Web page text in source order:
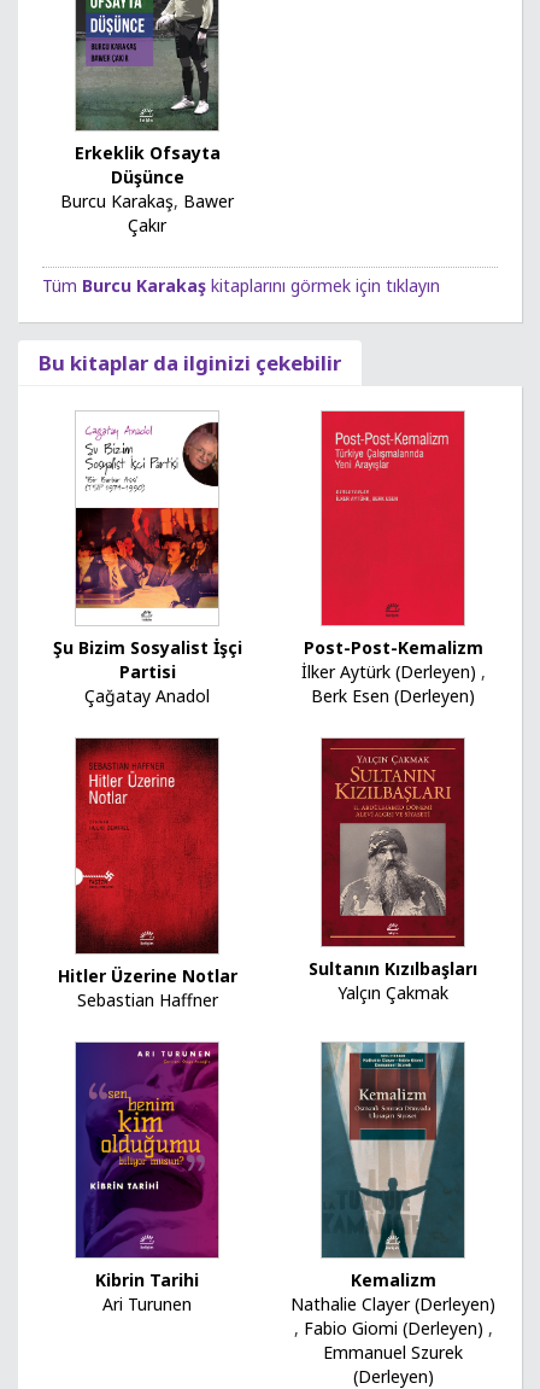
Erkeklik Ofsayta
Düşünce
Burcu Karakaş, Bawer
Çakır
Tüm Burcu Karakaş kitaplarını görmek için tıklayın
Bu kitaplar da ilginizi çekebilir
Şu Bizim Sosyalist İşçi
Partisi
Çağatay Anadol
Post-Post-Kemalizm
İlker Aytürk (Derleyen) ,
Berk Esen (Derleyen)
Hitler Üzerine Notlar
Sebastian Haffner
Sultanın Kızılbaşları
Yalçın Çakmak
Kibrin Tarihi
Ari Turunen
Kemalizm
Nathalie Clayer (Derleyen)
, Fabio Giomi (Derleyen) ,
Emmanuel Szurek
(Derleyen)